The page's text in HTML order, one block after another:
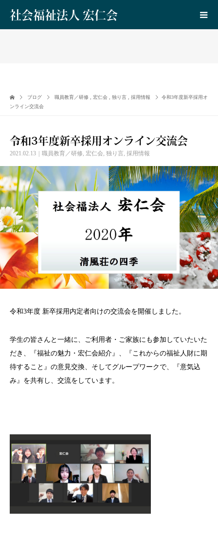
社会福祉法人 宏仁会
ブログ 職員教育／研修 宏仁会 独り言 採用情報
令和3年度新卒採用オ
ンライン交流会
令和3年度新卒採用オンライン交流会
2021.02.13 職員教育／研修, 宏仁会, 独り言, 採用情報
令和3年度 新卒採用内定者向けの交流会を開催しました。
学生の皆さんと一緒に、ご利用者・ご家族にも参加していたいた
だき、『福祉の魅力・宏仁会紹介』、『これからの福祉人財に期
待すること』の意見交換、そしてグループワークで、『意気込
み』を共有し、交流をしています。